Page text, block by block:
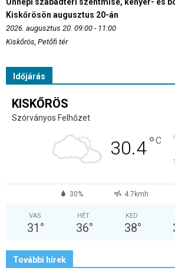
Kiskőrösön augusztus 20-án
2026. augusztus 20. 09:00 - 11:00
Kiskőrös, Petőfi tér
Időjárás
KISKŐRÖS
Szórványos Felhőzet
30.4°C
30% 4.7kmh
VAS
31 °
HÉT
36°
KED
38°
További hírek